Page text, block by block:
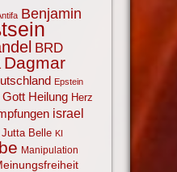
Benjamin
BRD
Dagmar
Epstein
Gott Heilung Herz
israel
Jutta Belle KI
Manipulation